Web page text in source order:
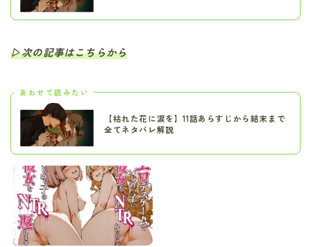
▷次の記事はこちらから
あわせて読みたい
【枯れた花に涙を】11話あらすじから結末まで
全てネタバレ解説